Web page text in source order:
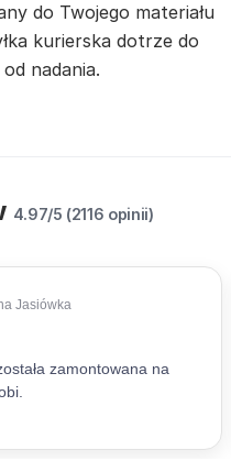
do Twojego materiału
kurierska dotrze do
nadania.
4.97/5 (2116 opinii)